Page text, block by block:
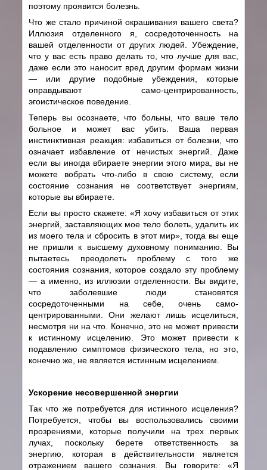
поэтому проявится болезнь.
Что же стало причиной окрашивания вашего света?
Иллюзия отделенного я, сосредоточенность на
вашей отделенности от других людей. Убеждение,
что у вас есть право делать то, что лучше для вас,
даже если это наносит вред другим формам жизни
— или другие подобные убеждения, которые
оправдывают само-центрированность,
эгоистическое поведение.
Теперь вы осознаете, что больны, что ваше тело
больное и может вас убить. Ваша первая
инстинктивная реакция: избавиться от болезни, что
означает избавление от нечистых энергий. Даже
если вы иногда вбираете энергии этого мира, вы не
можете вобрать что-либо в свою систему, если
состояние сознания не соответствует энергиям,
которые вы вбираете.
Если вы просто скажете: «Я хочу избавиться от этих
энергий, заставляющих мое тело болеть, удалить их
из моего тела и сбросить в этот мир», тогда вы еще
не пришли к высшему духовному пониманию. Вы
пытаетесь преодолеть проблему с того же
состояния сознания, которое создало эту проблему
— а именно, из иллюзии отделенности. Вы видите,
что заболевшие люди становятся
сосредоточенными на себе, очень само-
центрированными. Они желают лишь исцелиться,
несмотря ни на что. Конечно, это не может привести
к истинному исцелению. Это может привести к
подавлению симптомов физического тела, но это,
конечно же, не является истинным исцелением.
Ускорение несовершенной энергии
Так что же потребуется для истинного исцеления?
Потребуется, чтобы вы воспользовались своими
прозрениями, которые получили на трех первых
лучах, поскольку берете ответственность за
энергию, которая в действительности является
отражением вашего сознания. Вы говорите: «Я